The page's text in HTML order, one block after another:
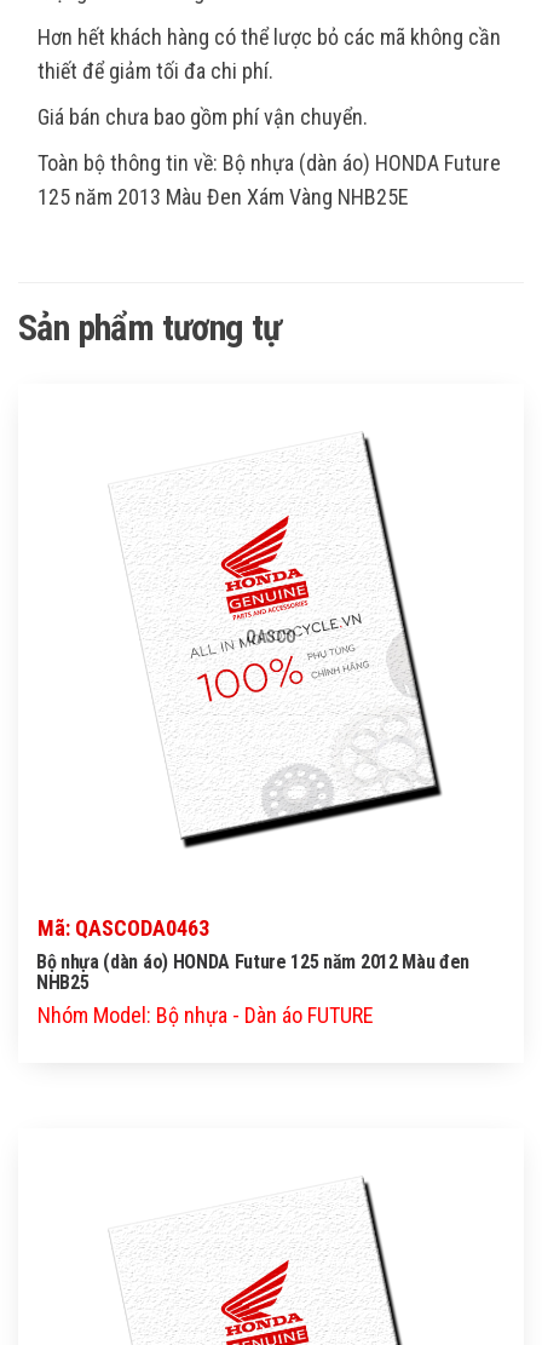
Hơn hết khách hàng có thể lược bỏ các mã không cần
thiết để giảm tối đa chi phí.
Giá bán chưa bao gồm phí vận chuyển.
Toàn bộ thông tin về: Bộ nhựa (dàn áo) HONDA Future
125 năm 2013 Màu Đen Xám Vàng NHB25E
Sản phẩm tương tự
QASCO
Mã: QASCODA0463
Bộ nhựa (dàn áo) HONDA Future 125 năm 2012 Màu đen
NHB25
Nhóm Model: Bộ nhựa - Dàn áo FUTURE